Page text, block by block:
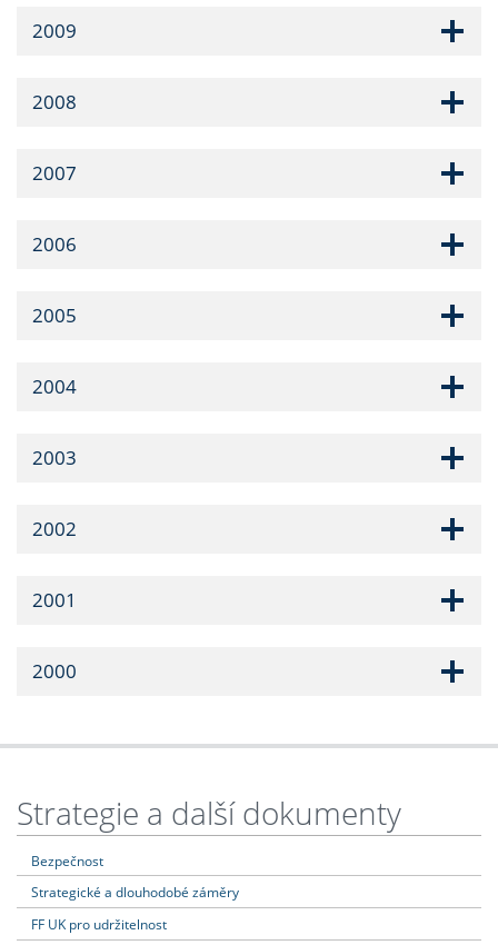
2009
2008
2007
2006
2005
2004
2003
2002
2001
2000
Strategie a další dokumenty
Bezpečnost
Strategické a dlouhodobé záměry
FF UK pro udržitelnost